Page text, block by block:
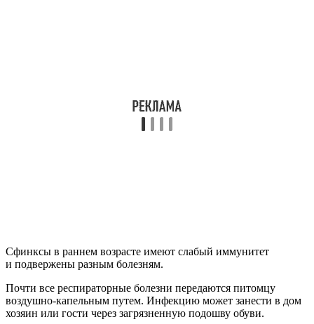
Сфинксы в раннем возрасте имеют слабый иммунитет
и подвержены разным болезням.
Почти все респираторные болезни передаются питомцу
воздушно-капельным путем. Инфекцию может занести в дом
хозяин или гости через загрязненную подошву обуви.